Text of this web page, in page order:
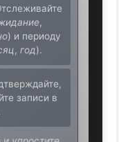
,
) и периоду
, год).
записи в